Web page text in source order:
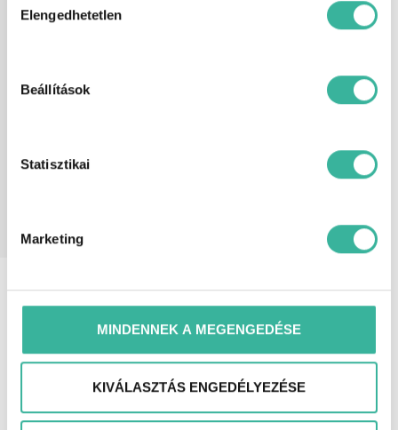
kiválasztása
Elengedhetetlen
Beállítások
Statisztikai
Marketing
MINDENNEK A MEGENGEDÉSE
KIVÁLASZTÁS ENGEDÉLYEZÉSE
fűthető tükör, guminyomás-ellenőrző
könnyűfém felni, középső kartámasz,
kulcs nélküli indítás, LED fényszóró,
szervokormány, színezett üveg, tábla-
felszereltség
ASR (kipörgésgátló), automatikusan
sötétedő belső tükör, bőrkormány,
deréktámasz, dönthető utasülések,
első-hátsó parkolóradar, esőszenzor,
fáradtságérzékelő, fékasszisztens,
ellenőrző rendszer, hátsó fejtámlák,